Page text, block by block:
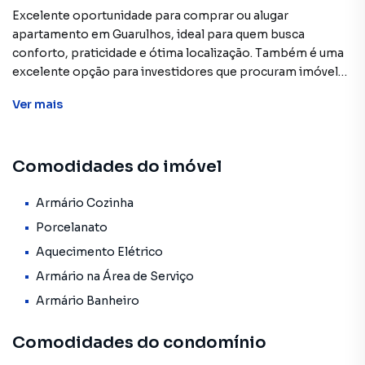
Excelente oportunidade para comprar ou alugar
apartamento em Guarulhos, ideal para quem busca
conforto, praticidade e ótima localização. Também é uma
excelente opção para investidores que procuram imóvel
completo.
DETALHES DO IMÓVEL
45 m² de área privativa
Sala aconchegante
Cozinha com móveis planejados e cooktop
Banheiro com box de vidro e armário
1 vaga de garagem
Planta inteligente e funcional
Ver mais
Comodidades do imóvel
Armário Cozinha
Porcelanato
Aquecimento Elétrico
Armário na Área de Serviço
Armário Banheiro
Comodidades do condomínio